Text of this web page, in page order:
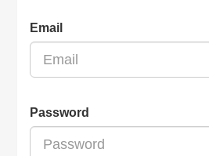
Email
Password